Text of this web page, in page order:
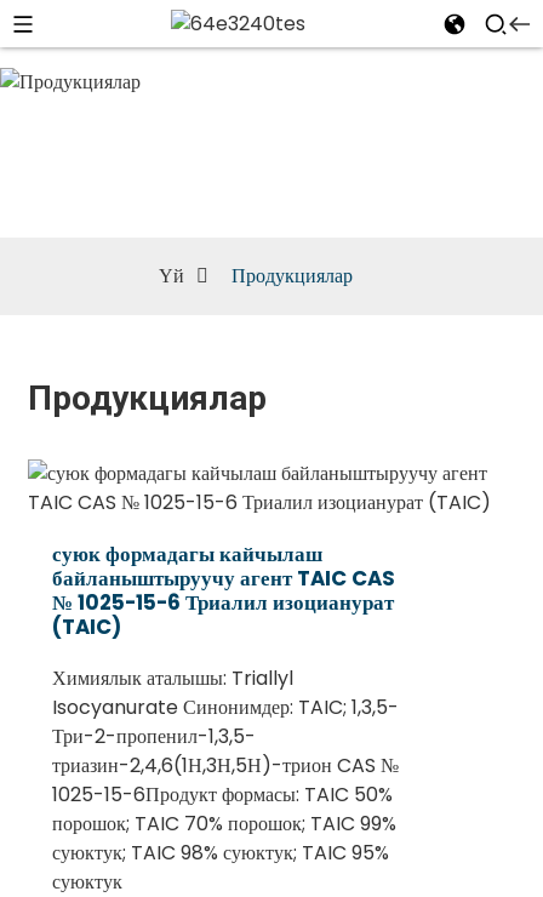
Үй Продукциялар
Продукциялар
суюк формадагы кайчылаш
байланыштыруучу агент TAIC CAS
№ 1025-15-6 Триалил изоцианурат
(TAIC)
Химиялык аталышы: Triallyl
Isocyanurate Синонимдер: TAIC; 1,3,5-
Три-2-пропенил-1,3,5-
триазин-2,4,6(1Н,3Н,5Н)-трион CAS №
1025-15-6Продукт формасы: TAIC 50%
порошок; TAIC 70% порошок; TAIC 99%
суюктук; TAIC 98% суюктук; TAIC 95%
суюктук